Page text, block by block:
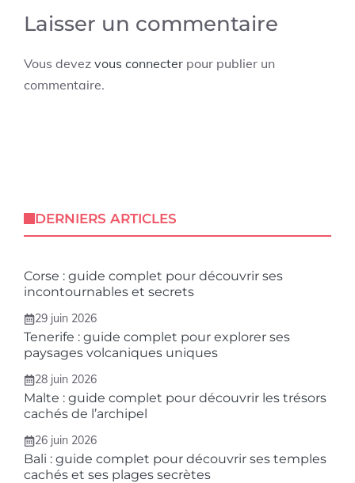
Laisser un commentaire
Vous devez vous connecter pour publier un
commentaire.
DERNIERS ARTICLES
Corse : guide complet pour découvrir ses
incontournables et secrets
29 juin 2026
Tenerife : guide complet pour explorer ses
paysages volcaniques uniques
28 juin 2026
Malte : guide complet pour découvrir les trésors
cachés de l’archipel
26 juin 2026
Bali : guide complet pour découvrir ses temples
cachés et ses plages secrètes